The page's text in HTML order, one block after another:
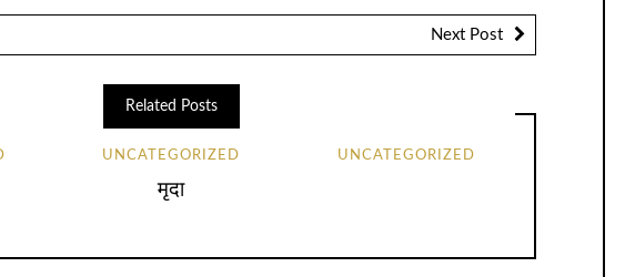
Next Post
Related Posts
UNCATEGORIZED
मृदा
UNCATEGORIZED